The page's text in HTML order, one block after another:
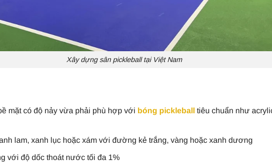
Xây dựng sân pickleball tại Việt Nam
mặt có độ nảy vừa phải phù hợp với bóng pickleballtiêu chuẩn như
lam, xanh lục hoặc xám với đường kẻ trắng, vàng hoặc xanh dương
với độ dốc thoát nước tối đa 1%